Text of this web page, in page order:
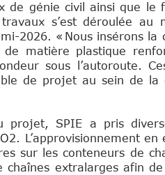
de génie civil ainsi que le
s’est déroulée au
2026. « Nous insérons
matière plastique
sous l’autoroute.
de projet au sein de la
SPIE a pris
L’approvisionnement
sur les conteneurs de
chaînes extralarges afin